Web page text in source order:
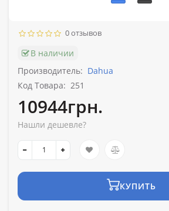
0 отзывов
В наличии
Производитель: Dahua
Код Товара: 251
10944грн.
Нашли дешевле?
КУПИТЬ